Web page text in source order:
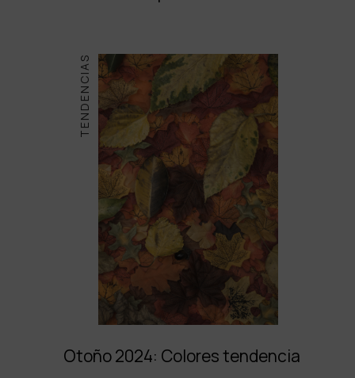
TENDENCIAS
Otoño 2024: Colores tendencia